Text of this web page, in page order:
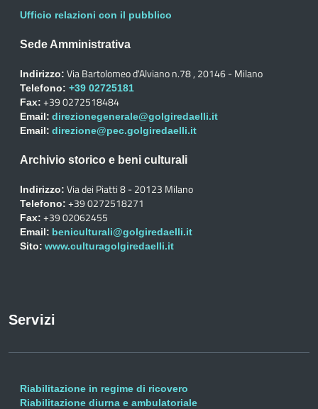
Ufficio relazioni con il pubblico
Sede Amministrativa
Indirizzo: Via Bartolomeo d'Alviano n.78 , 20146 - Milano
Telefono: +39 02725181
Fax: +39 0272518484
Email: direzionegenerale@golgiredaelli.it
Email: direzione@pec.golgiredaelli.it
Archivio storico e beni culturali
Indirizzo: Via dei Piatti 8 - 20123 Milano
Telefono: +39 0272518271
Fax: +39 02062455
Email: beniculturali@golgiredaelli.it
Sito: www.culturagolgiredaelli.it
Servizi
Riabilitazione in regime di ricovero
Riabilitazione diurna e ambulatoriale